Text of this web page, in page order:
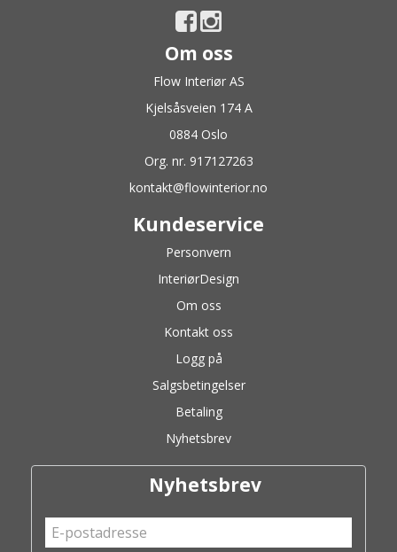
Om oss
Flow Interiør AS
Kjelsåsveien 174 A
0884 Oslo
Org. nr. 917127263
kontakt@flowinterior.no
Kundeservice
Personvern
InteriørDesign
Om oss
Kontakt oss
Logg på
Salgsbetingelser
Betaling
Nyhetsbrev
Nyhetsbrev